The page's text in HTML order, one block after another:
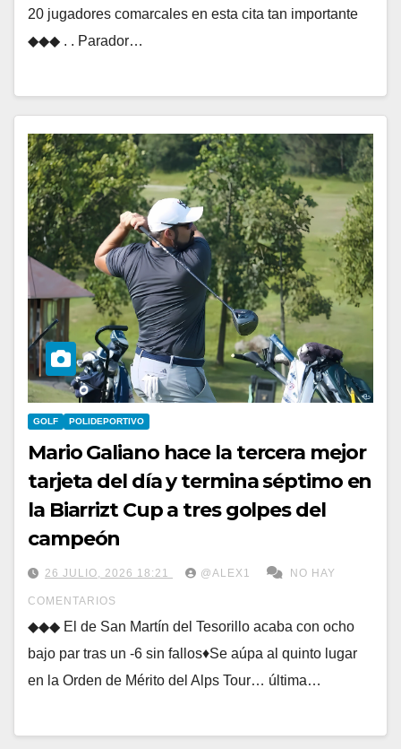
20 jugadores comarcales en esta cita tan importante
◆◆◆ . . Parador…
GOLF POLIDEPORTIVO
Mario Galiano hace la tercera mejor
tarjeta del día y termina séptimo en
la Biarrizt Cup a tres golpes del
campeón
26 JULIO, 2026 18:21 @ALEX1 NO HAY
COMENTARIOS
◆◆◆ El de San Martín del Tesorillo acaba con ocho
bajo par tras un -6 sin fallos♦Se aúpa al quinto lugar
en la Orden de Mérito del Alps Tour… última…